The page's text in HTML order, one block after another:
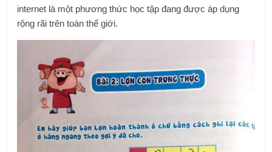
internet là một phương thức học tập đang được áp dụng
rộng rãi trên toàn thế giới.